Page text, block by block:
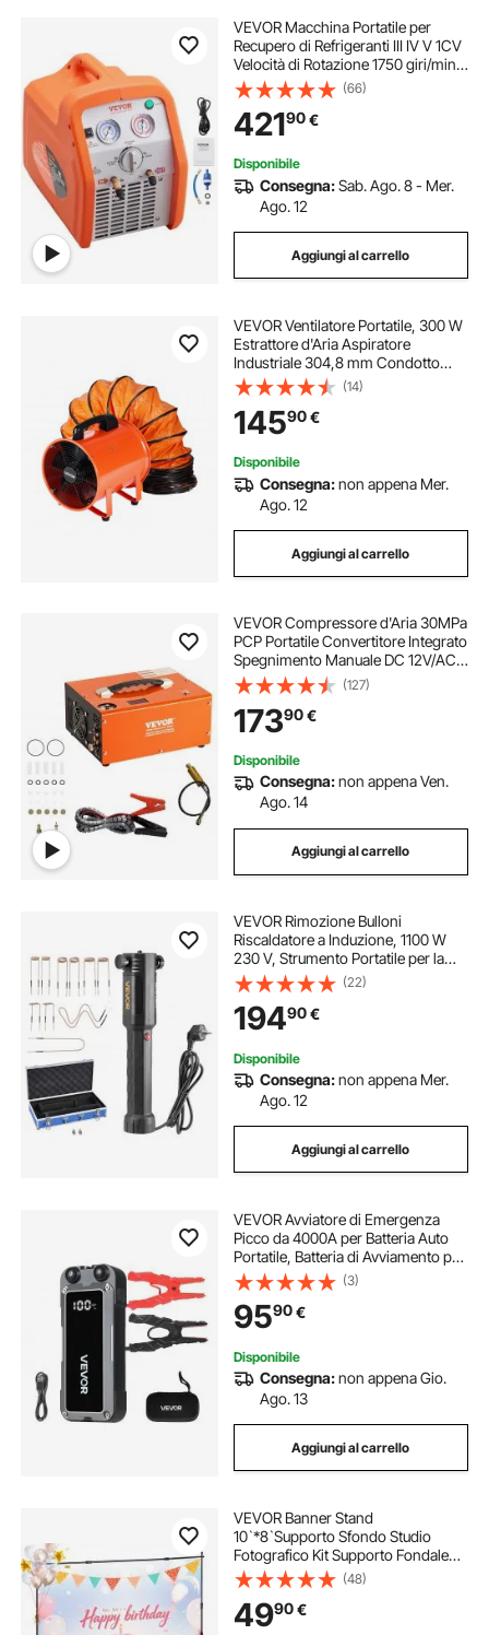
VEVOR Macchina Portatile per
Recupero di Refrigeranti III IV V 1CV
Velocità di Rotazione 1750 giri/min,
Recuperatore Cilindro Doppio per
Refrigeranti con Manometro
Protezione Alta Pressione 38,6 bar
(66)
42190€
Disponibile
Consegna:Sab. Ago. 8 - Mer.
Ago. 12
Aggiungi al carrello
VEVOR Ventilatore Portatile, 300 W
Estrattore d'Aria Aspiratore
Industriale 304,8 mm Condotto
Tubo Flessibile da 10 m Volume
d'Aria 2574 CFM (4373 m3/h) 2
Marce per Aspirare Polvere Fumo
79 dB IP44
(14)
14590€
Disponibile
Consegna:non appena Mer.
Ago. 12
Aggiungi al carrello
VEVOR Compressore d'Aria 30MPa
PCP Portatile Convertitore Integrato
Spegnimento Manuale DC 12V/AC
230V, Compressore d'Aria Portatile
ad Alta Pressione Senza Acqua
Senza Olio Portatile
(127)
17390€
Disponibile
Consegna:non appena Ven.
Ago. 14
Aggiungi al carrello
VEVOR Rimozione Bulloni
Riscaldatore a Induzione, 1100 W
230 V, Strumento Portatile per la
Rimozione di Dadi, Mini Macchina
Riscaldante per la Rimozione di Viti
Arrugginite, con 10 Bobine e Scatola
(22)
19490€
Disponibile
Consegna:non appena Mer.
Ago. 12
Aggiungi al carrello
VEVOR Avviatore di Emergenza
Picco da 4000A per Batteria Auto
Portatile, Batteria di Avviamento per
Auto 12V con Torcia a 3 Modi Cavo
di Avviamento per Motori Corrente
da 700A Potenza Uscita 18W
(3)
9590€
Disponibile
Consegna:non appena Gio.
Ago. 13
Aggiungi al carrello
VEVOR Banner Stand
10`*8`Supporto Sfondo Studio
Fotografico Kit Supporto Fondale
Background Portatile Supporto
Stativo da Studiao Regolabile
(48)
4990€